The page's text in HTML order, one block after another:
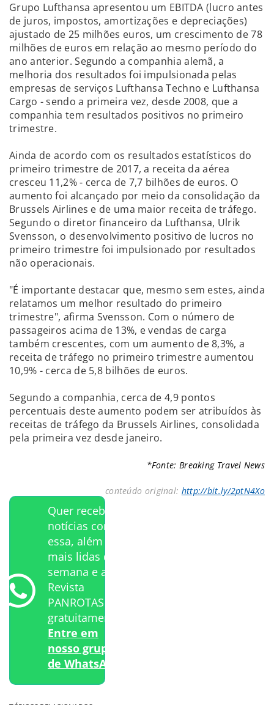
Grupo Lufthansa apresentou um EBITDA (lucro antes
de juros, impostos, amortizações e depreciações)
ajustado de 25 milhões euros, um crescimento de 78
milhões de euros em relação ao mesmo período do
ano anterior. Segundo a companhia alemã, a
melhoria dos resultados foi impulsionada pelas
empresas de serviços Lufthansa Techno e Lufthansa
Cargo - sendo a primeira vez, desde 2008, que a
companhia tem resultados positivos no primeiro
trimestre.
Ainda de acordo com os resultados estatísticos do
primeiro trimestre de 2017, a receita da aérea
cresceu 11,2% - cerca de 7,7 bilhões de euros. O
aumento foi alcançado por meio da consolidação da
Brussels Airlines e de uma maior receita de tráfego.
Segundo o diretor financeiro da Lufthansa, Ulrik
Svensson, o desenvolvimento positivo de lucros no
primeiro trimestre foi impulsionado por resultados
não operacionais.
"É importante destacar que, mesmo sem estes, ainda
relatamos um melhor resultado do primeiro
trimestre", afirma Svensson. Com o número de
passageiros acima de 13%, e vendas de carga
também crescentes, com um aumento de 8,3%, a
receita de tráfego no primeiro trimestre aumentou
10,9% - cerca de 5,8 bilhões de euros.
Segundo a companhia, cerca de 4,9 pontos
percentuais deste aumento podem ser atribuídos às
receitas de tráfego da Brussels Airlines, consolidada
pela primeira vez desde janeiro.
*Fonte: Breaking Travel News
conteúdo original: http://bit.ly/2ptN4Xo
Quer receber
notícias como
essa, além das
mais lidas da
semana e a
Revista
PANROTAS
gratuitamente?
Entre em
nosso grupo
de WhatsApp.